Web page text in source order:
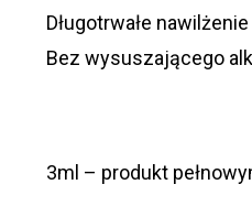
Długotrwałe
Bez wysuszającego
3ml – produkt